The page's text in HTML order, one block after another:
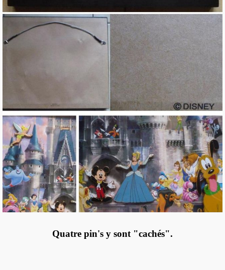
Quatre pin's y sont "cachés".